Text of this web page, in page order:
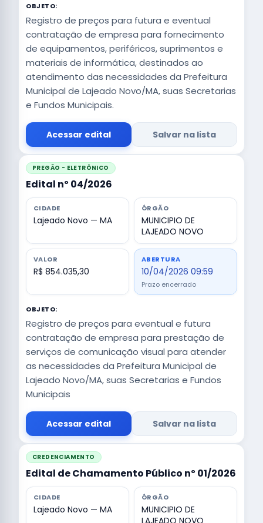
OBJETO:
Registro de preços para futura e eventual
contratação de empresa para fornecimento
de equipamentos, periféricos, suprimentos e
materiais de informática, destinados ao
atendimento das necessidades da Prefeitura
Municipal de Lajeado Novo/MA, suas Secretarias
e Fundos Municipais.
Acessar edital Salvar na lista
PREGÃO - ELETRÔNICO
Edital nº 04/2026
CIDADE
Lajeado Novo — MA
ÓRGÃO
MUNICIPIO DE
LAJEADO NOVO
VALOR
R$ 854.035,30
ABERTURA
10/04/2026 09:59
Prazo encerrado
OBJETO:
Registro de preços para eventual e futura
contratação de empresa para prestação de
serviços de comunicação visual para atender
as necessidades da Prefeitura Municipal de
Lajeado Novo/MA, suas Secretarias e Fundos
Municipais
Acessar edital Salvar na lista
CREDENCIAMENTO
Edital de Chamamento Público nº 01/2026
CIDADE
Lajeado Novo — MA
ÓRGÃO
MUNICIPIO DE
LAJEADO NOVO